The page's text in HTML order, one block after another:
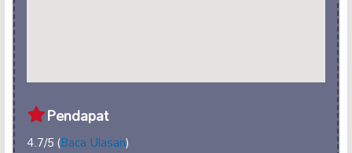
Pendapat
4.7/5 (Baca Ulasan)